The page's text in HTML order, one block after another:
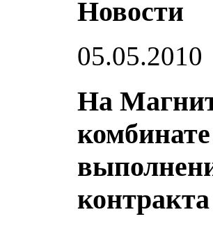
Новости
05.05.2010
На
контракта